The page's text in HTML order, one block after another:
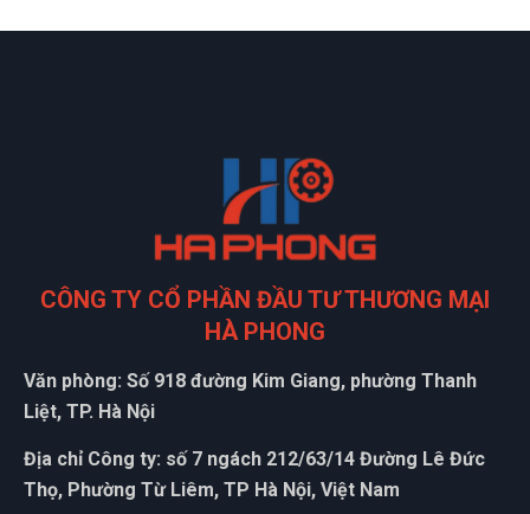
Xuân An
(Đánh giá 1 năm trước)
HN
Hoàng Ngân
(Đánh giá 1 năm trước)
CÔNG TY CỔ PHẦN ĐẦU TƯ THƯƠNG MẠI
HÀ PHONG
Văn phòng: Số 918 đường Kim Giang, phường Thanh
Liệt, TP. Hà Nội
Địa chỉ Công ty: số 7 ngách 212/63/14 Đường Lê Đức
Thọ, Phường Từ Liêm, TP Hà Nội, Việt Nam